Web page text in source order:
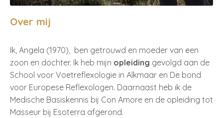
Over mij
Ik, Angela (1970), ben getrouwd en moeder van een
zoon en dochter. Ik heb mijn opleiding gevolgd aan de
School voor Voetreflexologie in Alkmaar en De bond
voor Europese Reflexologen. Daarnaast heb ik de
Medische Basiskennis bij Con Amore en de opleiding tot
Masseur bij Esoterra afgerond.